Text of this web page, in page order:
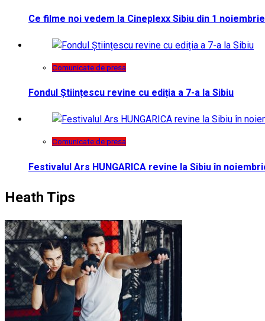
Ce filme noi vedem la Cineplexx Sibiu din 1 noiembrie
Comunicate de presa
Fondul Științescu revine cu ediția a 7-a la Sibiu
Comunicate de presa
Festivalul Ars HUNGARICA revine la Sibiu în
Heath Tips